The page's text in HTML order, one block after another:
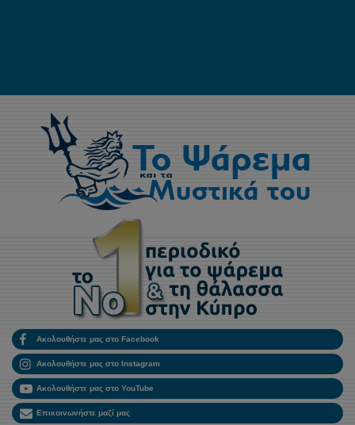
Ακολουθήστε μας στο Facebook
Ακολουθήστε μας στο Instagram
Ακολουθήστε μας στο YouTube
Επικοινωνήστε μαζί μας